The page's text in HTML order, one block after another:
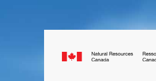
Canada.ca